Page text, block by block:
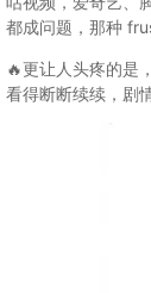
都成问题，那种
🔥更让人头疼的是
看得断断续续，剧